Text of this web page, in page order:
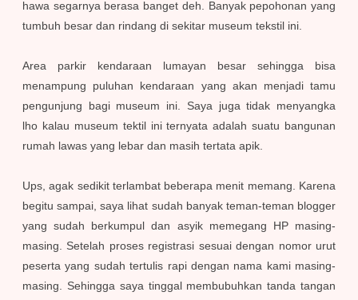
hawa segarnya berasa banget deh. Banyak pepohonan yang
tumbuh besar dan rindang di sekitar museum tekstil ini.
Area parkir kendaraan lumayan besar sehingga bisa
menampung puluhan kendaraan yang akan menjadi tamu
pengunjung bagi museum ini. Saya juga tidak menyangka
lho kalau museum tektil ini ternyata adalah suatu bangunan
rumah lawas yang lebar dan masih tertata apik.
Ups, agak sedikit terlambat beberapa menit memang. Karena
begitu sampai, saya lihat sudah banyak teman-teman blogger
yang sudah berkumpul dan asyik memegang HP masing-
masing. Setelah proses registrasi sesuai dengan nomor urut
peserta yang sudah tertulis rapi dengan nama kami masing-
masing. Sehingga saya tinggal membubuhkan tanda tangan